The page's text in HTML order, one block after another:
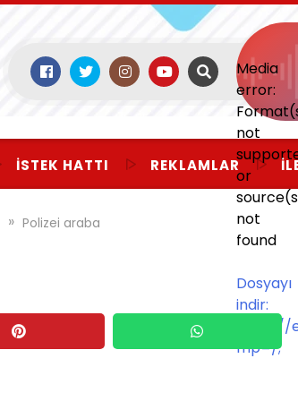
Media
error:
not
or
not
found
Dosyayı
indir:
mp=/;
İSTEK HATTI REKLAMLAR
» Polizei araba